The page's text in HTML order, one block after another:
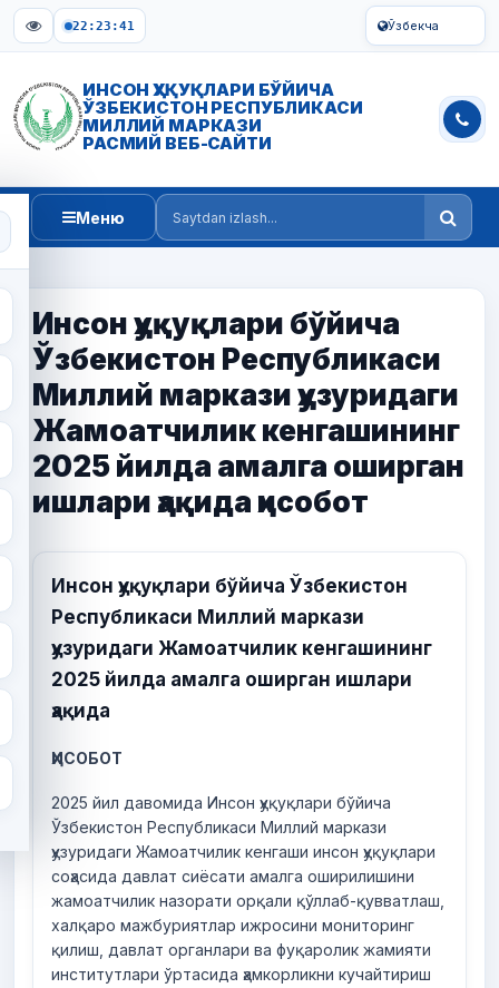
22:23:42 Ўзбекча
ИНСОН ҲУҚУҚЛАРИ БЎЙИЧА
ЎЗБЕКИСТОН РЕСПУБЛИКАСИ
МИЛЛИЙ МАРКАЗИ
РАСМИЙ ВЕБ-САЙТИ
Меню
Saytdan izlash
Инсон ҳуқуқлари бўйича
Ўзбекистон Республикаси
Миллий маркази ҳузуридаги
Жамоатчилик кенгашининг
2025 йилда амалга оширган
ишлари ҳақида ҳисобот
Инсон ҳуқуқлари бўйича Ўзбекистон
Республикаси Миллий маркази
ҳузуридаги Жамоатчилик кенгашининг
2025 йилда амалга оширган ишлари
ҳақида
ҲИСОБОТ
2025 йил давомида Инсон ҳуқуқлари бўйича
Ўзбекистон Республикаси Миллий маркази
ҳузуридаги Жамоатчилик кенгаши инсон ҳуқуқлари
соҳасида давлат сиёсати амалга оширилишини
жамоатчилик назорати орқали қўллаб-қувватлаш,
халқаро мажбуриятлар ижросини мониторинг
қилиш, давлат органлари ва фуқаролик жамияти
институтлари ўртасида ҳамкорликни кучайтириш